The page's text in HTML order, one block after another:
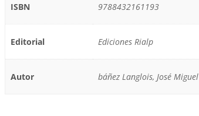
ISBN 9788432161193
Editorial Ediciones Rialp
Autor báñez Langlois, José Miguel